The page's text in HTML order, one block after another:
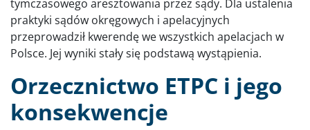
tymczasowego aresztowania przez sądy. Dla ustalenia
praktyki sądów okręgowych i apelacyjnych
przeprowadził kwerendę we wszystkich apelacjach w
Polsce. Jej wyniki stały się podstawą wystąpienia.
Orzecznictwo ETPC i jego
konsekwencje